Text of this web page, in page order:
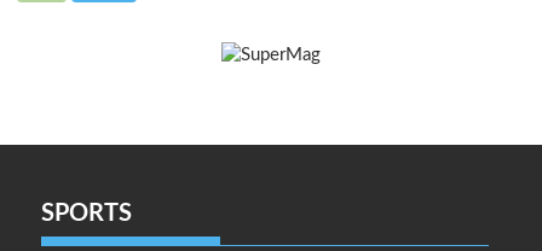
SPORTS